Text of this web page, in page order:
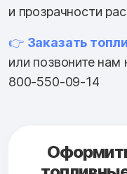
и прозрачности
👉 Заказать
или позвоните
800-550-09-14